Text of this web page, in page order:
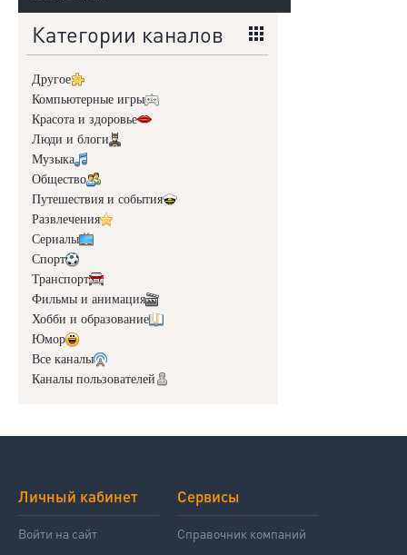
Категории каналов
Другое
Компьютерные игры
Красота и здоровье
Люди и блоги
Музыка
Общество
Путешествия и события
Развлечения
Сериалы
Спорт
Транспорт
Фильмы и анимация
Хобби и образование
Юмор
Все каналы
Каналы пользователей
Личный кабинет
Войти на сайт
Сервисы
Справочник компаний